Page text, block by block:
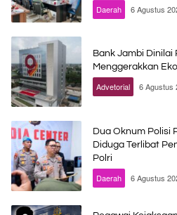
Daerah 6 Agustus
Bank Jambi
Menggerakkan
Advetorial 6 Agustus
Dua Oknum Polisi
Diduga Terlibat
Polri
Daerah 6 Agustus